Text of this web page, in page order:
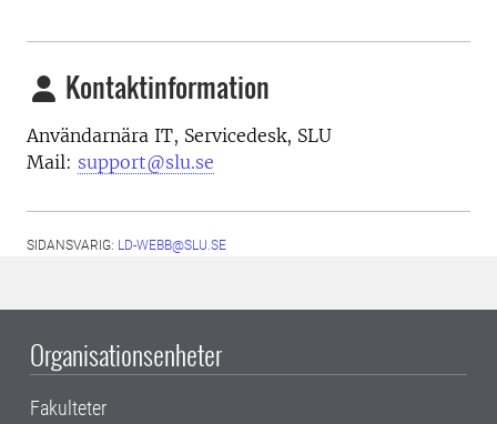
Kontaktinformation
Användarnära IT, Servicedesk, SLU
Mail: support@slu.se
SIDANSVARIG: LD-WEBB@SLU.SE
Organisationsenheter
Fakulteter